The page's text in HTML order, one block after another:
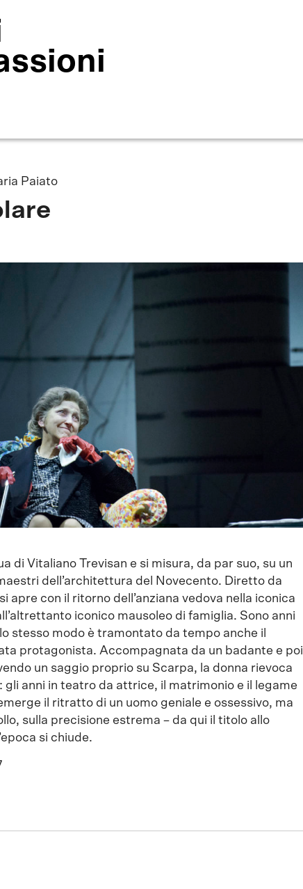
Paiato
di Vitaliano Trevisan e si misura, da par suo, su un
dell’architettura del Novecento. Diretto da
si apre con il ritorno dell’anziana vedova nella iconica
iconico mausoleo di famiglia. Sono anni
stesso modo è tramontato da tempo anche il
protagonista. Accompagnata da un badante e poi
un saggio proprio su Scarpa, la donna rievoca
anni in teatro da attrice, il matrimonio e il legame
il ritratto di un uomo geniale e ossessivo, ma
sulla precisione estrema – da qui il titolo allo
si chiude.